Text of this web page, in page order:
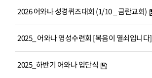
2026 어와나 성경퀴즈대회 (1/10 _ 금란교회)
2025_ 어와나 영성수련회 [복음이 열쇠입니다]
2025_하반기 어와나 입단식